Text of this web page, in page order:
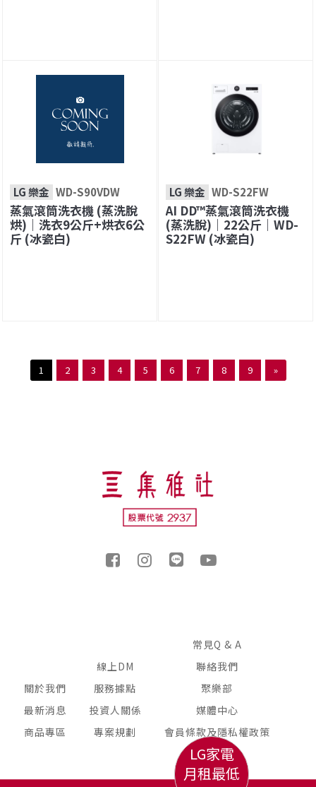
LG 樂金 WD-S90VDW
蒸氣滾筒洗衣機 (蒸洗脫
烘)｜洗衣9公斤+烘衣6公
斤 (冰瓷白)
LG 樂金 WD-S22FW
AI DD™蒸氣滾筒洗衣機
(蒸洗脫)｜22公斤｜WD-
S22FW (冰瓷白)
1 2 3 4 5 6 7 8 9 »
LG家電
月租最低
關於我們
最新消息
商品專區
線上DM
服務據點
投資人關係
專案規劃
常見Q & A
聯絡我們
聚樂部
媒體中心
會員條款及隱私權政策